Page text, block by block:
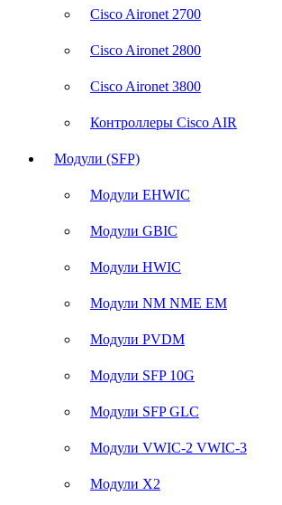
Cisco Aironet 2700
Cisco Aironet 2800
Cisco Aironet 3800
Контроллеры Cisco AIR
Модули (SFP)
Модули EHWIC
Модули GBIC
Модули HWIC
Модули NM NME EM
Модули PVDM
Модули SFP 10G
Модули SFP GLC
Модули VWIC-2 VWIC-3
Модули X2